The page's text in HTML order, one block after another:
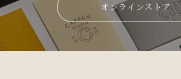
オンラインストア